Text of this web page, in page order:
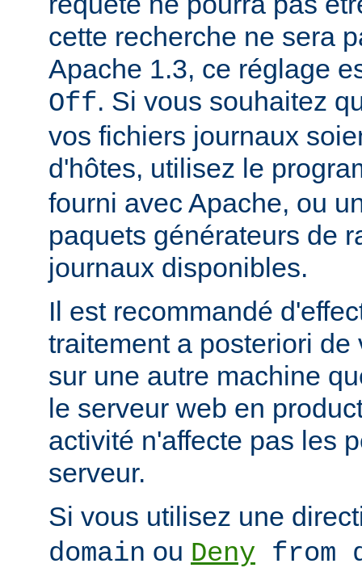
cette recherche ne sera
Apache 1.3, ce réglage
Off. Si vous souhaitez
vos fichiers journaux
d'hôtes, utilisez le
fourni avec Apache, ou
paquets générateurs de
journaux disponibles.
Il est recommandé
traitement a posteriori
sur une autre machine
le serveur web en
activité n'affecte pas les
serveur.
Si vous utilisez une
domain ou Deny from